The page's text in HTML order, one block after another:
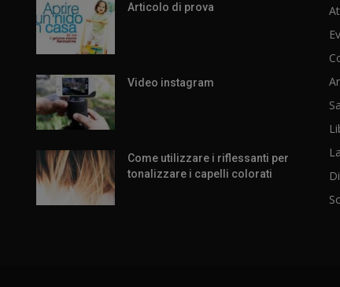
Articolo di prova
Video instagram
Come utilizzare i riflessanti per
tonalizzare i capelli colorati